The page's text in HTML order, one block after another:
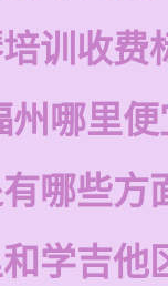
训收费
州哪里
哪些方
学吉他